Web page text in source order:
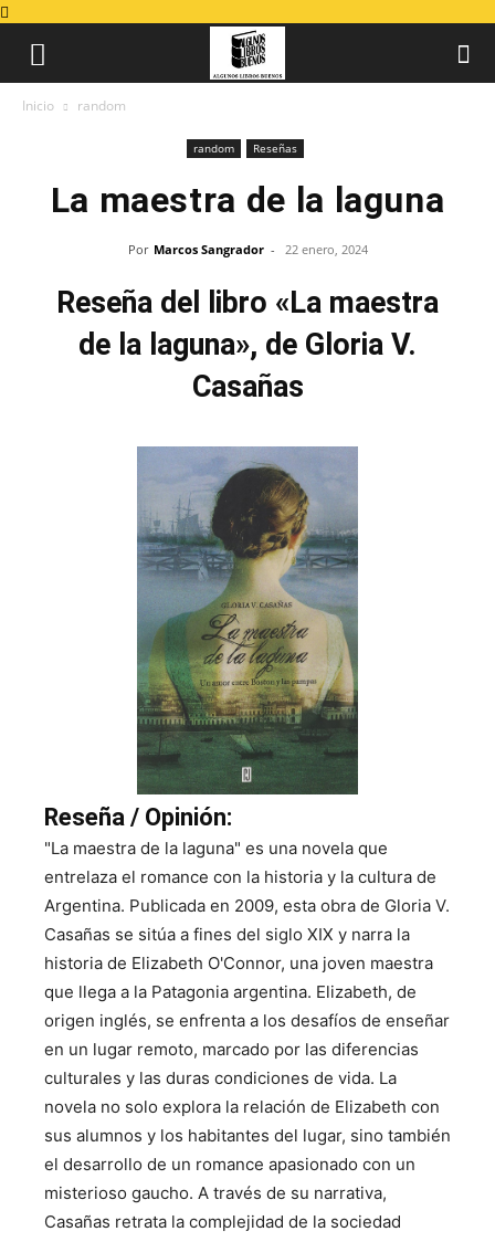
Inicio random
random Reseñas
La maestra de la laguna
Por Marcos Sangrador - 22 enero, 2024
Reseña del libro «La maestra
de la laguna», de Gloria V.
Casañas
Reseña / Opinión:
"La maestra de la laguna" es una novela que
entrelaza el romance con la historia y la cultura de
Argentina. Publicada en 2009, esta obra de Gloria V.
Casañas se sitúa a fines del siglo XIX y narra la
historia de Elizabeth O'Connor, una joven maestra
que llega a la Patagonia argentina. Elizabeth, de
origen inglés, se enfrenta a los desafíos de enseñar
en un lugar remoto, marcado por las diferencias
culturales y las duras condiciones de vida. La
novela no solo explora la relación de Elizabeth con
sus alumnos y los habitantes del lugar, sino también
el desarrollo de un romance apasionado con un
misterioso gaucho. A través de su narrativa,
Casañas retrata la complejidad de la sociedad